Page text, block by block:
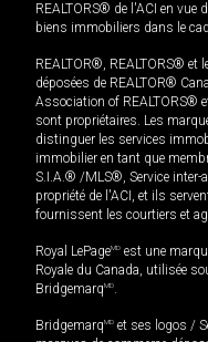
REALTORS® de l'ACI en vue
biens immobiliers dans le
REALTOR®, REALTORS® et
déposées de REALTOR®
Association of REALTORS®
sont propriétaires. Les
distinguer les services
immobilier en tant que
S.I.A.® /MLS®, Service inter-
propriété de l'ACI, et ils
fournissent les courtiers et
Royal LePageMD est une
Royale du Canada, utilisée
BridgemarqMD.
BridgemarqMD et ses logos /